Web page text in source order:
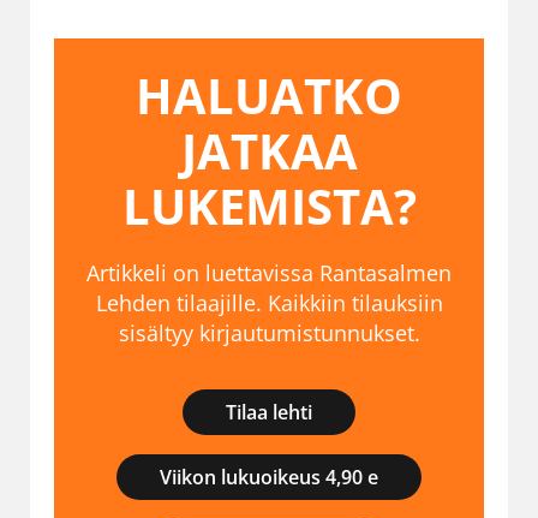
HALUATKO
JATKAA
LUKEMISTA?
Artikkeli on luettavissa Rantasalmen
Lehden tilaajille. Kaikkiin tilauksiin
sisältyy kirjautumistunnukset.
Tilaa lehti
Viikon lukuoikeus 4,90 e